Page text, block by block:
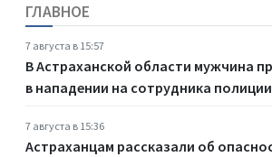
ГЛАВНОЕ
7 августа в 15:57
В Астраханской области мужчина
в нападении на сотрудника полиции
7 августа в 15:36
Астраханцам рассказали об